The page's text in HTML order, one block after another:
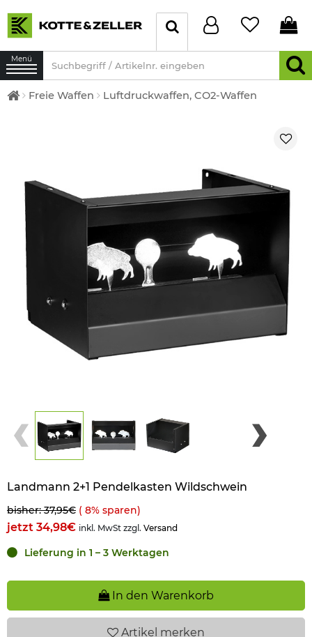
Menü
Freie Waffen Luftdruckwaffen, CO2-Waffen
Landmann 2+1 Pendelkasten Wildschwein
bisher: 37,95€ ( 8% sparen)
jetzt 34,98€ inkl. MwSt zzgl. Versand
Lieferung in 1 – 3 Werktagen
In den Warenkorb
Artikel merken